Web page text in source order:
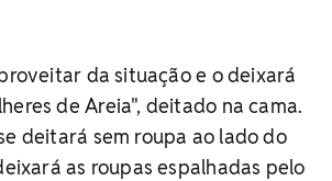
da situação e o deixará
de Areia", deitado na cama.
deitará sem roupa ao lado do
as roupas espalhadas pelo